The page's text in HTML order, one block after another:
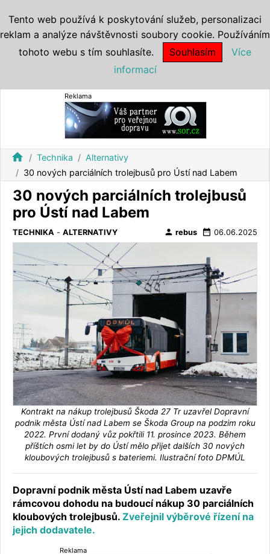
Reklama
home Technika
Alternativy
30 nových parciálních trolejbusů pro Ústí nad Labem
30 nových parciálních trolejbusů
pro Ústí nad Labem
TECHNIKA - ALTERNATIVY person rebus date_range 06.06.2025
Kontrakt na nákup trolejbusů Škoda 27 Tr uzavřel Dopravní
podnik města Ústí nad Labem se Škoda Group na podzim roku
2022. První dodaný vůz pokřtili 11. prosince 2023. Během
příštích osmi let by do Ústí mělo přijet dalších 30 nových
kloubových trolejbusů s bateriemi. Ilustrační foto DPMÚL
Dopravní podnik města Ústí nad Labem uzavře
rámcovou dohodu na budoucí nákup 30 parciálních
kloubových trolejbusů. Zveřejnil výběrové řízení na
jejich dodavatele.
Reklama
Tento web používá k poskytování služeb, personalizaci
reklam a analýze návštěvnosti soubory cookie. Používáním
tohoto webu s tím souhlasíte.
Souhlasím
Více
informací